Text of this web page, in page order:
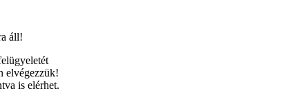
áll!
elvégezzük!
is elérhet.